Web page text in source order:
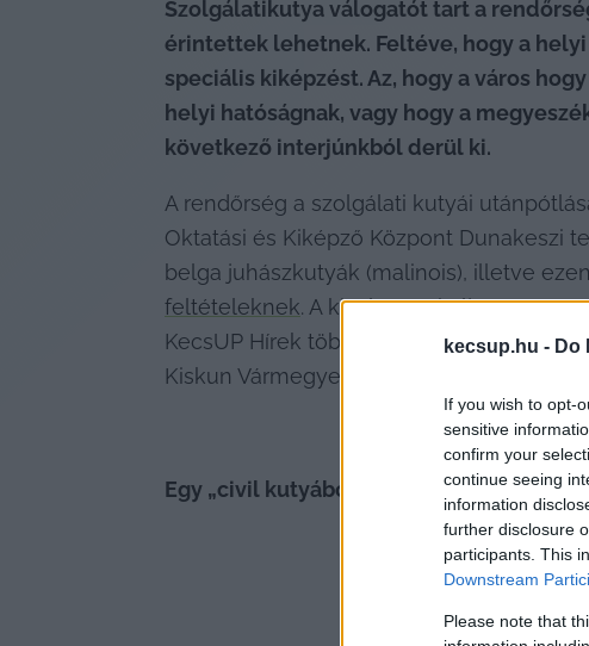
kecsup.hu - Do
If you wish to opt-
sensitive
confirm your
continue seeing
information
further disclosure
participants. This
Downstream
Please note that
Szolgálatikutya válogatót tart a
érintettek lehetnek. Feltéve, hogy a
speciális kiképzést. Az, hogy a város
helyi hatóságnak, vagy hogy a
következő interjúnkból derül ki.
A rendőrség a szolgálati kutyái
Oktatási és Kiképző Központ Dunakeszi
feltételeknek. A kiválasztási eljárásra
KecsUP Hírek többek között ezzel,
Kiskun Vármegyei Rendőr-
Egy „civil kutyából” lehet-e szolgálatot